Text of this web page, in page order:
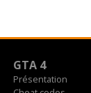
GTA 4
Présentation